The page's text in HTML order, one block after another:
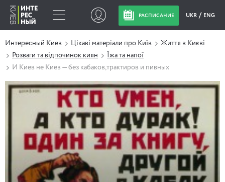
РАСПИСАНИЕ UKR ENG
Интересный Киев Цікаві матеріали про Київ
Життя в Києві
Розваги та відпочинок киян
Їжа та напої
И Киев не Киев — без кабаков,трактиров и пивных